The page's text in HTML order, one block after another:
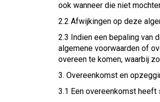
ook wanneer die niet
2.2 Afwijkingen op deze
2.3 Indien een bepaling van
algemene voorwaarden of
overeen te komen, waarbij
3. Overeenkomst en
3.1 Een overeenkomst